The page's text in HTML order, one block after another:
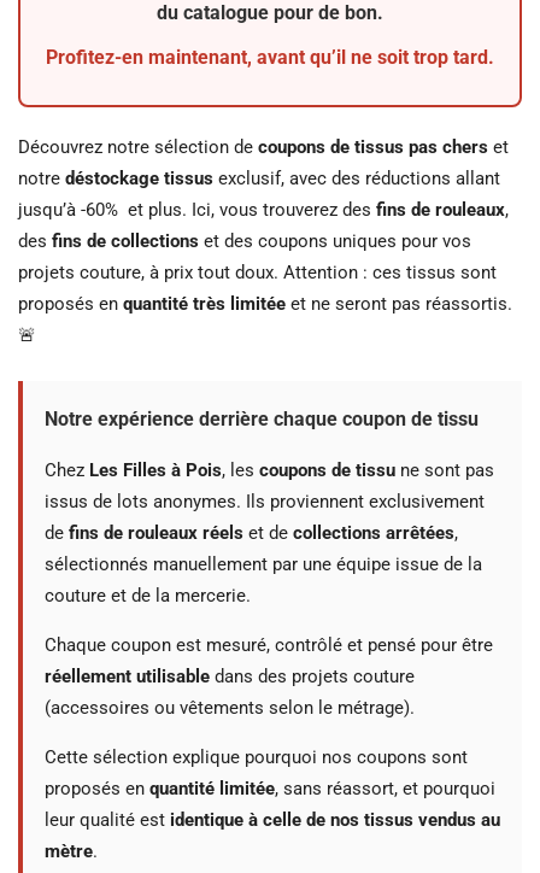
du catalogue pour de bon.
Profitez-en maintenant, avant qu’il ne soit trop tard.
Découvrez notre sélection de coupons de tissus pas chers et
notre déstockage tissus exclusif, avec des réductions allant
jusqu’à -60% et plus. Ici, vous trouverez des fins de rouleaux,
des fins de collections et des coupons uniques pour vos
projets couture, à prix tout doux. Attention : ces tissus sont
proposés en quantité très limitée et ne seront pas réassortis.
🚨
Notre expérience derrière chaque coupon de tissu
Chez Les Filles à Pois, les coupons de tissu ne sont pas
issus de lots anonymes. Ils proviennent exclusivement
de fins de rouleaux réels et de collections arrêtées,
sélectionnés manuellement par une équipe issue de la
couture et de la mercerie.
Chaque coupon est mesuré, contrôlé et pensé pour être
réellement utilisable dans des projets couture
(accessoires ou vêtements selon le métrage).
Cette sélection explique pourquoi nos coupons sont
proposés en quantité limitée, sans réassort, et pourquoi
leur qualité est identique à celle de nos tissus vendus au
mètre.